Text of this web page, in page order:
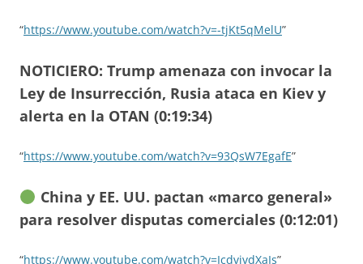
“https://www.youtube.com/watch?v=-tjKt5qMelU”
NOTICIERO: Trump amenaza con invocar la
Ley de Insurrección, Rusia ataca en Kiev y
alerta en la OTAN (0:19:34)
“https://www.youtube.com/watch?v=93QsW7EgafE”
China y EE. UU. pactan «marco general»
para resolver disputas comerciales (0:12:01)
“https://www.youtube.com/watch?v=IcdvjvdXaIs”